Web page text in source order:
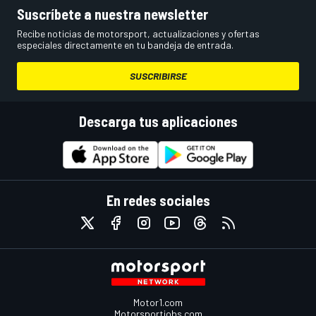
Suscríbete a nuestra newsletter
Recibe noticias de motorsport, actualizaciones y ofertas
especiales directamente en tu bandeja de entrada.
SUSCRIBIRSE
Descarga tus aplicaciones
En redes sociales
Motor1.com